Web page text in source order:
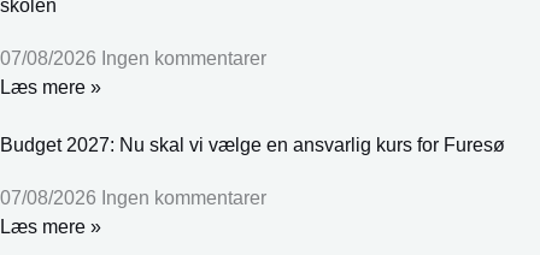
skolen
07/08/2026 Ingen kommentarer
Læs mere »
Budget 2027: Nu skal vi vælge en ansvarlig kurs for Furesø
07/08/2026 Ingen kommentarer
Læs mere »